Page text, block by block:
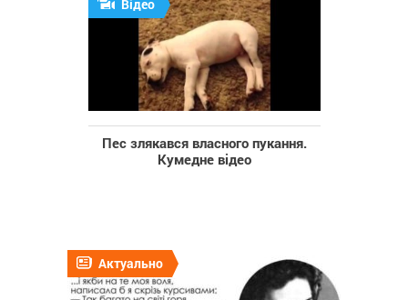
Відео
Пес злякався власного пукання.
Кумедне відео
Актуально